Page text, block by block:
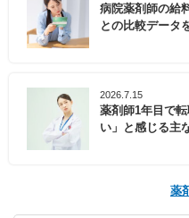
病院薬剤師の給
との比較データ
2026.7.15
薬剤師1年目で
い」と感じる主
薬